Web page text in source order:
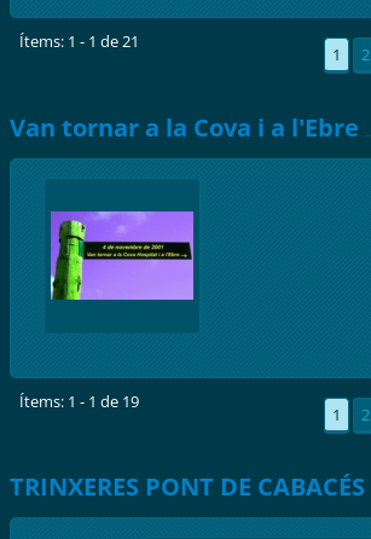
Ítems: 1 - 1 de 21
1 2
Van tornar a la Cova i a l'Ebre
Ítems: 1 - 1 de 19
1 2
TRINXERES PONT DE CABACÉS